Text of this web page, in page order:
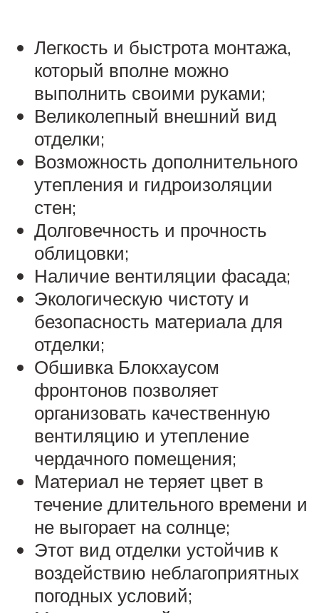
Легкость и быстрота монтажа,
который вполне можно
выполнить своими руками;
Великолепный внешний вид
отделки;
Возможность дополнительного
утепления и гидроизоляции
стен;
Долговечность и прочность
облицовки;
Наличие вентиляции фасада;
Экологическую чистоту и
безопасность материала для
отделки;
Обшивка Блокхаусом
фронтонов позволяет
организовать качественную
вентиляцию и утепление
чердачного помещения;
Материал не теряет цвет в
течение длительного времени и
не выгорает на солнце;
Этот вид отделки устойчив к
воздействию неблагоприятных
погодных условий;